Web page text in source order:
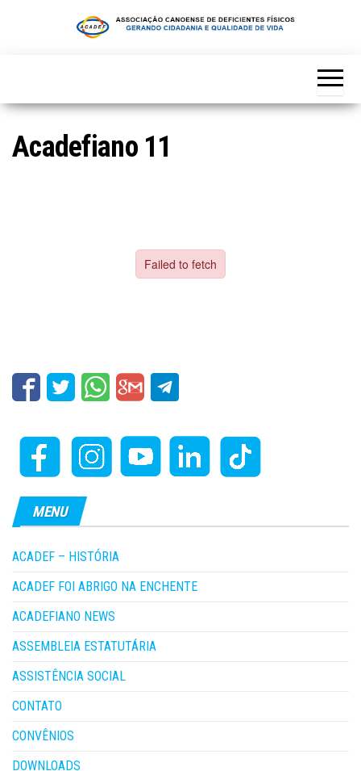
Acadefiano 11
MENU
ACADEF – HISTÓRIA
ACADEF FOI ABRIGO NA ENCHENTE
ACADEFIANO NEWS
ASSEMBLEIA ESTATUTÁRIA
ASSISTÊNCIA SOCIAL
CONTATO
CONVÊNIOS
DOWNLOADS